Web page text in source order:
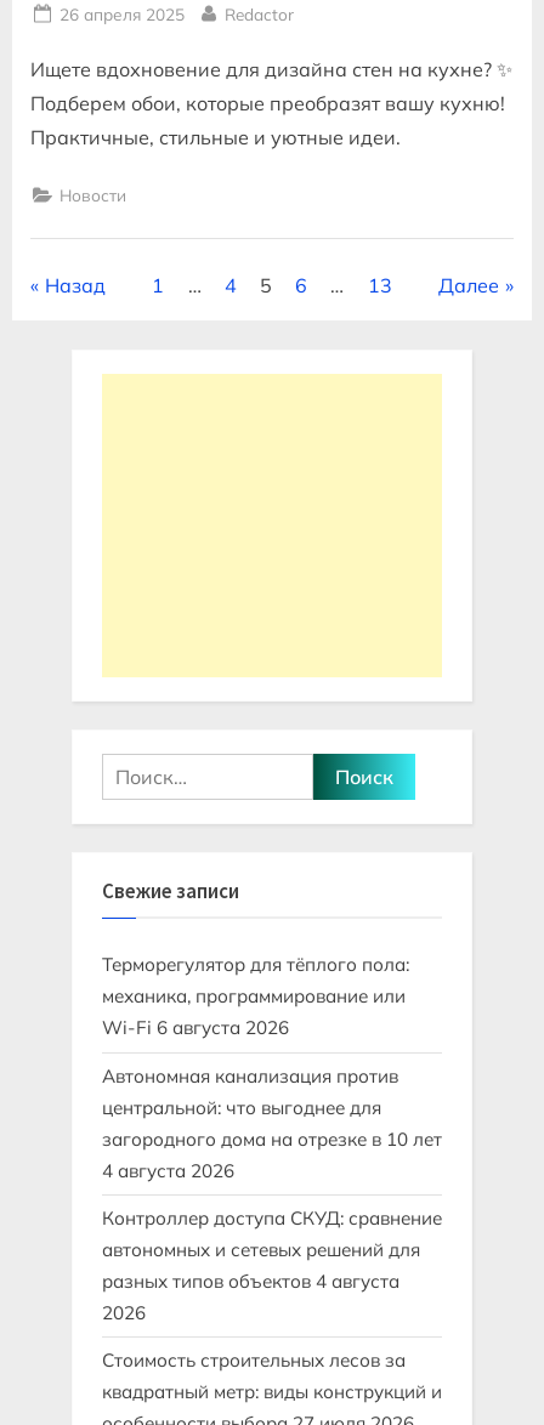
Posted
26 апреля 2025 By
Redactor
Ищете вдохновение для дизайна стен на кухне? ✨
Подберем обои, которые преобразят вашу кухню!
Практичные, стильные и уютные идеи.
Новости
Пагинация
Назад 1 … 4 5 6 … 13 Далее
Найти:
Свежие записи
Терморегулятор для тёплого пола:
механика, программирование или
Wi-Fi 6 августа 2026
Автономная канализация против
центральной: что выгоднее для
загородного дома на отрезке в 10 лет
4 августа 2026
Контроллер доступа СКУД: сравнение
автономных и сетевых решений для
разных типов объектов 4 августа
2026
Стоимость строительных лесов за
квадратный метр: виды конструкций и